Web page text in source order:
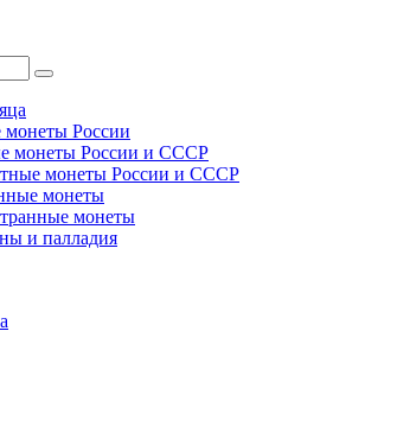
России
монеты России и СССР
монеты России и СССР
монеты
монеты
и палладия